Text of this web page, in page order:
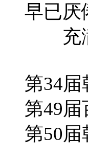
早已厌
充满
第34
第49
第50